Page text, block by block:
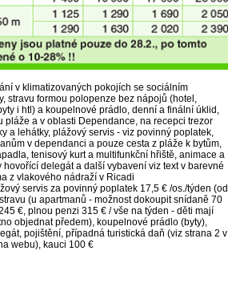
v klimatizovaných pokojích se sociálním
stravu formou polopenze bez nápojů (hotel,
i htl) a koupelnové prádlo, denní a finální úklid,
pláže a v oblasti Dependance, na recepci trezor
a lehátky, plážový servis - viz povinný poplatek,
v dependanci a pouze cesta z pláže k bytům,
tenisový kurt a multifunkční hřiště, animace a
hovořící delegát a další vybavení viz text v barevné
z vlakového nádraží v Ricadi
servis za povinný poplatek 17,5 € /os./týden (od
(u apartmanů - možnost dokoupit snídaně 70
€, plnou penzi 315 € / vše na týden - děti mají
objednat předem), koupelnové prádlo (byty),
pojištění, případná turistická daň (viz strana 2 v
webu), kauci 100 €